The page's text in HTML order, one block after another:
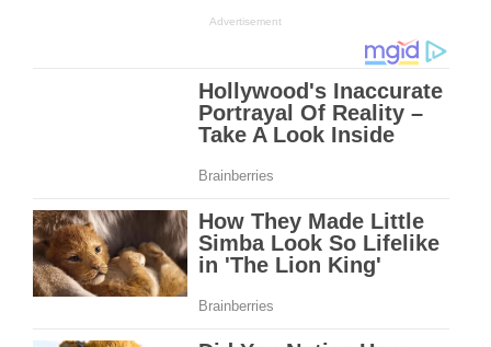
Advertisement